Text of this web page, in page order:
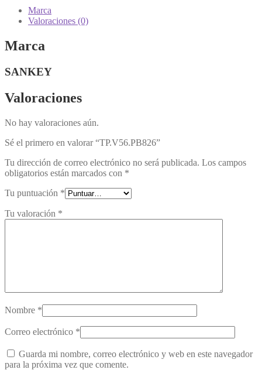
Marca
Valoraciones (0)
Marca
SANKEY
Valoraciones
No hay valoraciones aún.
Sé el primero en valorar “TP.V56.PB826”
Tu dirección de correo electrónico no será publicada. Los campos
obligatorios están marcados con *
Tu puntuación *
Tu valoración *
Nombre *
Correo electrónico *
Guarda mi nombre, correo electrónico y web en este navegador
para la próxima vez que comente.